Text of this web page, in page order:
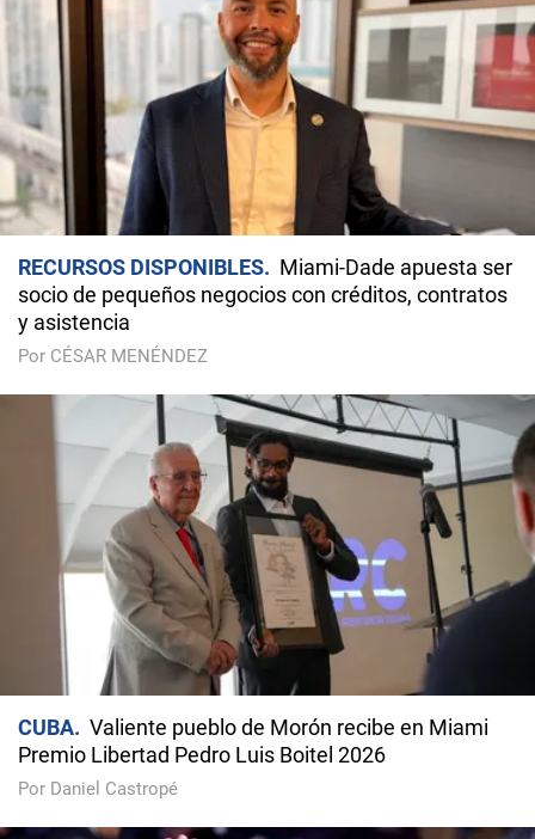
RECURSOS DISPONIBLES
Miami-Dade apuesta ser
socio de pequeños negocios con créditos, contratos
y asistencia
Por CÉSAR MENÉNDEZ
CUBA
Valiente pueblo de Morón recibe en Miami
Premio Libertad Pedro Luis Boitel 2026
Por Daniel Castropé